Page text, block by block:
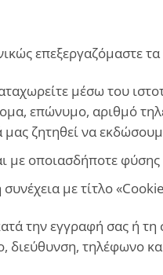
επεξεργαζόμαστε
μέσω του
επώνυμο, αριθμό
ζητηθεί να
με οποιασδήποτε
με τίτλο
την εγγραφή σας ή
διεύθυνση, τηλέφωνο